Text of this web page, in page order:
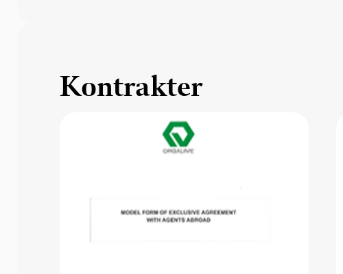
Kontrakter